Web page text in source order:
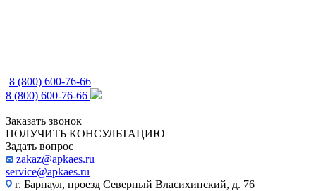
8 (800) 600-76-66
8 (800) 600-76-66
Заказать звонок
ПОЛУЧИТЬ КОНСУЛЬТАЦИЮ
Задать вопрос
zakaz@apkaes.ru
service@apkaes.ru
г. Барнаул, проезд Северный Власихинский, д. 76